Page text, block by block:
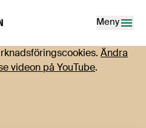
Meny
Ändra
videon på YouTube.